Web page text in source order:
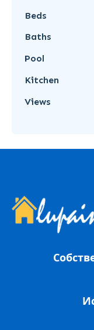
Beds
Baths
Pool
Kitchen
Views